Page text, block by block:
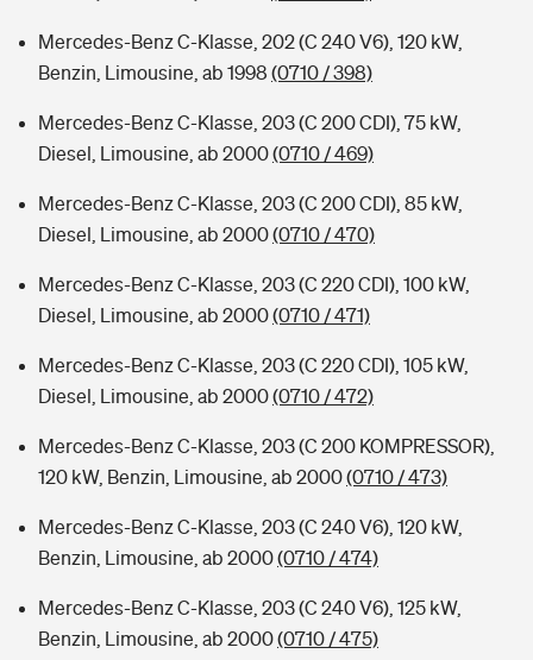
Mercedes-Benz C-Klasse, 202 (C 240 V6), 120 kW,
Benzin, Limousine, ab 1998 (0710 / 398)
Mercedes-Benz C-Klasse, 203 (C 200 CDI), 75 kW,
Diesel, Limousine, ab 2000(0710 / 469)
Mercedes-Benz C-Klasse, 203 (C 200 CDI), 85 kW,
Diesel, Limousine, ab 2000(0710 / 470)
Mercedes-Benz C-Klasse, 203 (C 220 CDI), 100 kW,
Diesel, Limousine, ab 2000(0710 / 471)
Mercedes-Benz C-Klasse, 203 (C 220 CDI), 105 kW,
Diesel, Limousine, ab 2000(0710 / 472)
Mercedes-Benz C-Klasse, 203 (C 200 KOMPRESSOR),
120 kW, Benzin, Limousine, ab 2000(0710 / 473)
Mercedes-Benz C-Klasse, 203 (C 240 V6), 120 kW,
Benzin, Limousine, ab 2000(0710 / 474)
Mercedes-Benz C-Klasse, 203 (C 240 V6), 125 kW,
Benzin, Limousine, ab 2000(0710 / 475)